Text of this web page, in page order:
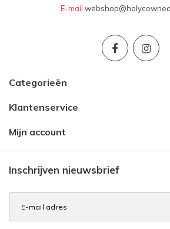
E-mail
Categorieën
Klantenservice
Mijn account
Inschrijven nieuwsbrief